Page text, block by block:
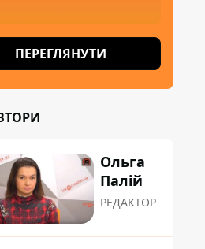
ПЕРЕГЛЯНУТИ
Ольга
Палій
РЕДАКТОР